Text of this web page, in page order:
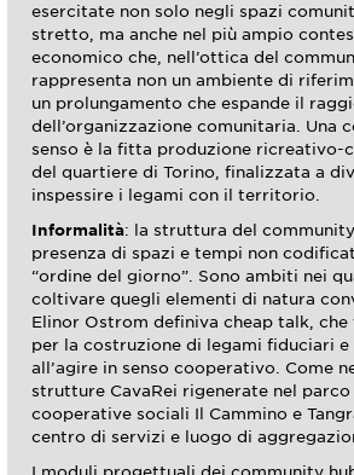
esercitate non solo negli spazi
stretto, ma anche nel più ampio
economico che, nell’ottica del
rappresenta non un ambiente di
un prolungamento che espande il
dell’organizzazione comunitaria. Una
senso è la fitta produzione ricreativo-
del quartiere di Torino, finalizzata a
inspessire i legami con il territorio.
Informalità: la struttura del
presenza di spazi e tempi non
“ordine del giorno”. Sono ambiti nei
coltivare quegli elementi di natura
Elinor Ostrom definiva cheap talk, che
per la costruzione di legami fiduciari
all’agire in senso cooperativo. Come
strutture CavaRei rigenerate nel
cooperative sociali Il Cammino e
centro di servizi e luogo di